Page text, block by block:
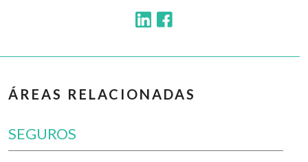
ÁREAS RELACIONADAS
SEGUROS